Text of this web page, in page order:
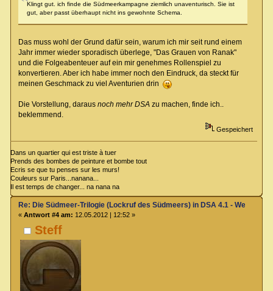
Klingt gut. ich finde die Südmeerkampagne ziemlich unaventurisch. Sie ist
gut, aber passt überhaupt nicht ins gewohnte Schema.
Das muss wohl der Grund dafür sein, warum ich mir seit rund einem
Jahr immer wieder sporadisch überlege, "Das Grauen von Ranak"
und die Folgeabenteuer auf ein mir genehmes Rollenspiel zu
konvertieren. Aber ich habe immer noch den Eindruck, da steckt für
meinen Geschmack zu viel Aventurien drin
Die Vorstellung, daraus noch mehr DSAzu machen, finde ich..
beklemmend.
Gespeichert
Dans un quartier qui est triste à tuer
Prends des bombes de peinture et bombe tout
Ecris se que tu penses sur les murs!
Couleurs sur Paris...nanana...
Il est temps de changer... na nana na
Steff
Re: Die Südmeer-Trilogie (Lockruf des Südmeers) in DSA 4.1 - Wer hat
« Antwort #4 am: 12.05.2012 | 12:52 »